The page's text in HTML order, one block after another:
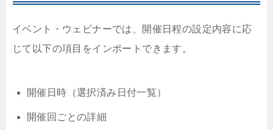
イベント・ウェビナーでは、開催日程の設定内容に応
じて以下の項目をインポートできます。
開催日時（選択済み日付一覧）
開催回ごとの詳細